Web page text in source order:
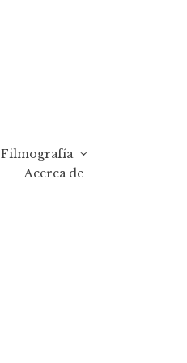
Filmografía
Acerca de